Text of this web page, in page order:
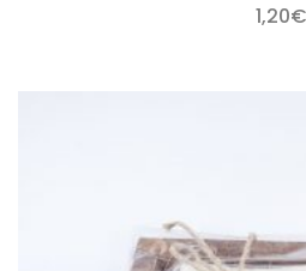
1,20€